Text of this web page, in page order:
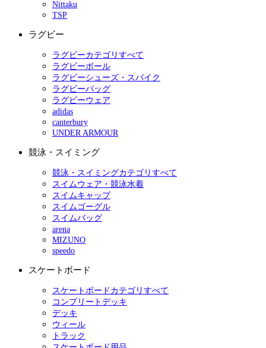
Nittaku
TSP
ラグビー
ラグビーカテゴリすべて
ラグビーボール
ラグビーシューズ・スパイク
ラグビーバッグ
ラグビーウェア
adidas
canterbury
UNDER ARMOUR
競泳・スイミング
競泳・スイミングカテゴリすべて
スイムウェア・競泳水着
スイムキャップ
スイムゴーグル
スイムバッグ
arena
MIZUNO
speedo
スケートボード
スケートボードカテゴリすべて
コンプリートデッキ
デッキ
ウィール
トラック